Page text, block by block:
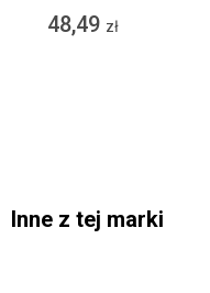
48,49 zł
Inne z tej marki